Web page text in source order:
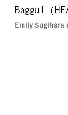
Baggu I （
Emily Sugihara